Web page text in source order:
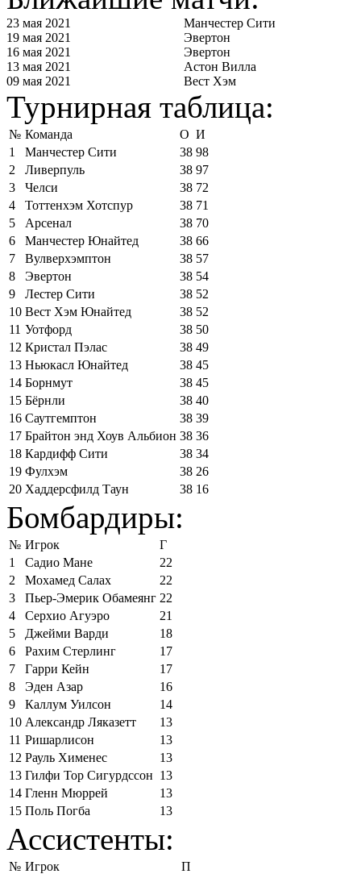
23 мая 2021
Манчестер Сити
19 мая 2021
Эвертон
16 мая 2021
Эвертон
13 мая 2021
Астон Вилла
09 мая 2021
Вест Хэм
Турнирная таблица:
№ Команда О И
1
Манчестер Сити 38 98
2
Ливерпуль 38 97
3
Челси 38 72
4
Тоттенхэм Хотспур 38 71
5
Арсенал 38 70
6
Манчестер Юнайтед 38 66
7
Вулверхэмптон 38 57
8
Эвертон 38 54
9
Лестер Сити 38 52
10 Вест Хэм Юнайтед 38 52
11 Уотфорд 38 50
12 Кристал Пэлас 38 49
13 Ньюкасл Юнайтед 38 45
14 Борнмут 38 45
15 Бёрнли 38 40
16 Саутгемптон 38 39
17 Брайтон энд Хоув Альбион 38 36
18 Кардифф Сити 38 34
19 Фулхэм 38 26
20 Хаддерсфилд Таун 38 16
Бомбардиры:
№ Игрок
Г
1
Садио Мане
22
2
Мохамед Салах
22
3
Пьер-Эмерик Обамеянг 22
4
Серхио Агуэро
21
5
Джейми Варди
18
6
Рахим Стерлинг
17
7
Гарри Кейн
17
8
Эден Азар
16
9
Каллум Уилсон
14
10 Александр Ляказетт
13
11 Ришарлисон
13
12 Рауль Хименес
13
13 Гилфи Тор Сигурдссон 13
14 Гленн Мюррей
13
15 Поль Погба 13
Ассистенты:
№ Игрок
П